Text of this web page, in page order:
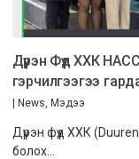
Дүүрэн Фүүд ХХК
гэрчилгээгээ
| News Мэдээ
Дүүрэн фүүд ХХК
болох…